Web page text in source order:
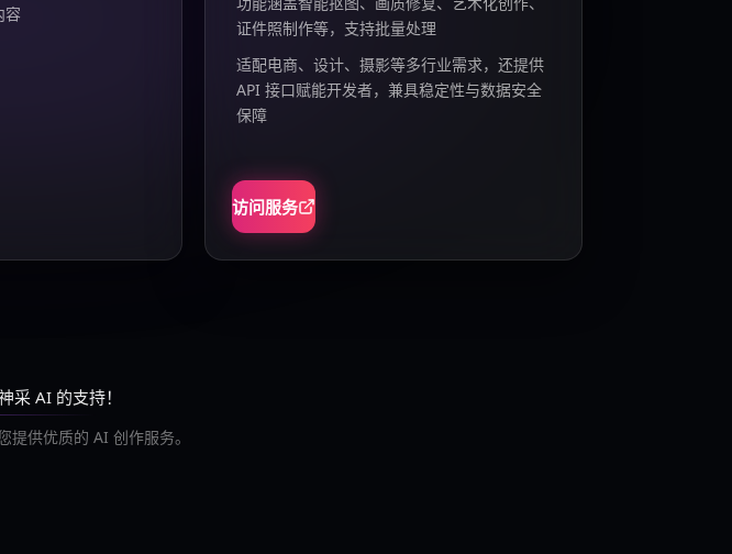
容
证件照制作等，支持批量处理
适配电商、设计、摄影等多行业需求，还提供
API 接口赋能开发者，兼具稳定性与数据安全
保障
访问服务
采 AI 的支持！
供优质的 AI 创作服务。